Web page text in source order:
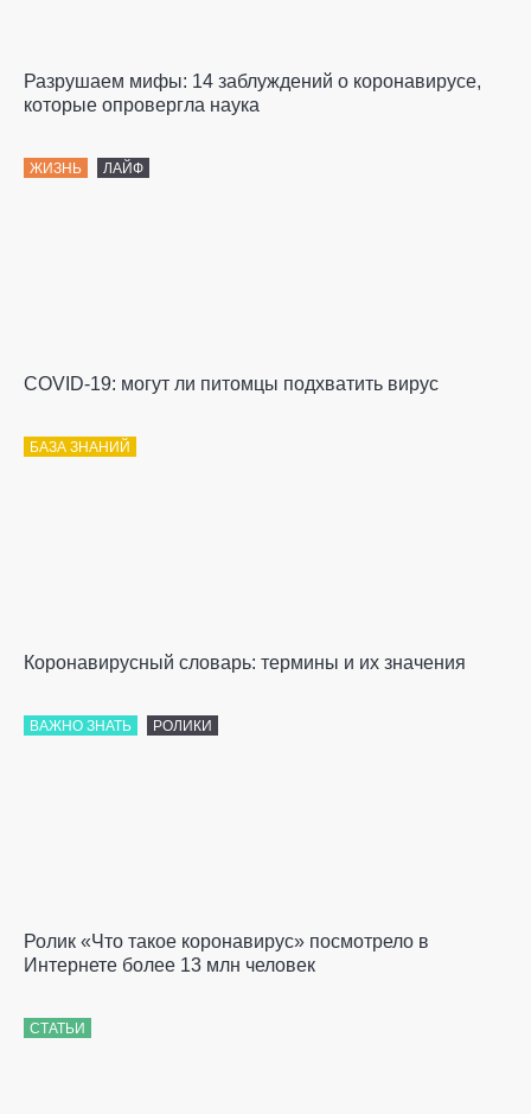
Разрушаем мифы: 14 заблуждений о коронавирусе,
которые опровергла наука
ЖИЗНЬ ЛАЙФ
COVID-19: могут ли питомцы подхватить вирус
БАЗА ЗНАНИЙ
Коронавирусный словарь: термины и их значения
ВАЖНО ЗНАТЬ РОЛИКИ
Ролик «Что такое коронавирус» посмотрело в
Интернете более 13 млн человек
СТАТЬИ